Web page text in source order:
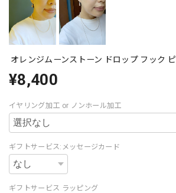
オレンジムーンストーン ドロップ フック
¥8,400
イヤリング加工 or ノンホール加工
ギフトサービス:メッセージカード
ギフトサービス ラッピング